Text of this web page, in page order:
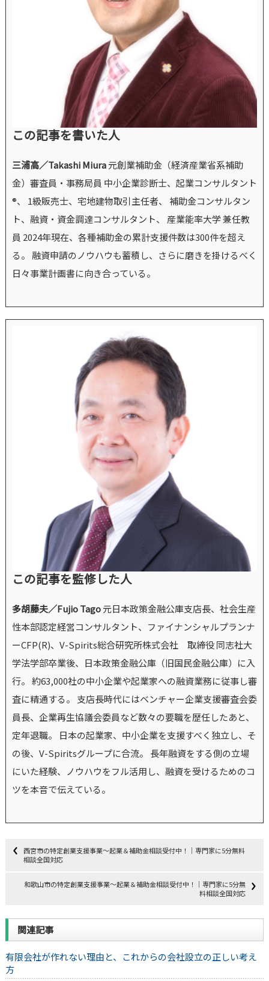
この記事を書いた人
三浦高／Takashi Miura元創業補助金（経済産業省系補助
金）審査員・事務局員 中小企業診断士、起業コンサルタント
®、 1級販売士、宅地建物取引主任者、 補助金コンサルタン
ト、融資・資金調達コンサルタント、 産業能率大学 兼任教
員 2024年現在、各種補助金の累計支援件数は300件を超え
る。 融資申請のノウハウも蓄積し、さらに磨きを掛けるべく
日々事業計画書に向き合っている。
この記事を監修した人
多胡藤夫／Fujio Tago元日本政策金融公庫支店長、社会生産
性本部認定経営コンサルタント、ファイナンシャルプランナ
ーCFP(R)、V-Spirits総合研究所株式会社 取締役 同志社大
学法学部卒業後、日本政策金融公庫（旧国民金融公庫）に入
行。 約63,000社の中小企業や起業家への融資業務に従事し審
査に精通する。 支店長時代にはベンチャー企業支援審査会委
員長、企業再生協議会委員など数々の要職を歴任したあと、
定年退職。 日本の起業家、中小企業を支援すべく独立し、そ
の後、V-Spiritsグループに合流。 長年融資をする側の立場
にいた経験、ノウハウをフル活用し、融資を受けるためのコ
ツを本音で伝えている。
西宮市の特定創業支援事業～起業＆補助金相談受付中！｜専門家に5分無料
相談全国対応
和歌山市の特定創業支援事業～起業＆補助金相談受付中！｜専門家に5分無
料相談全国対応
関連記事
有限会社が作れない理由と、これからの会社設立の正しい考え
方